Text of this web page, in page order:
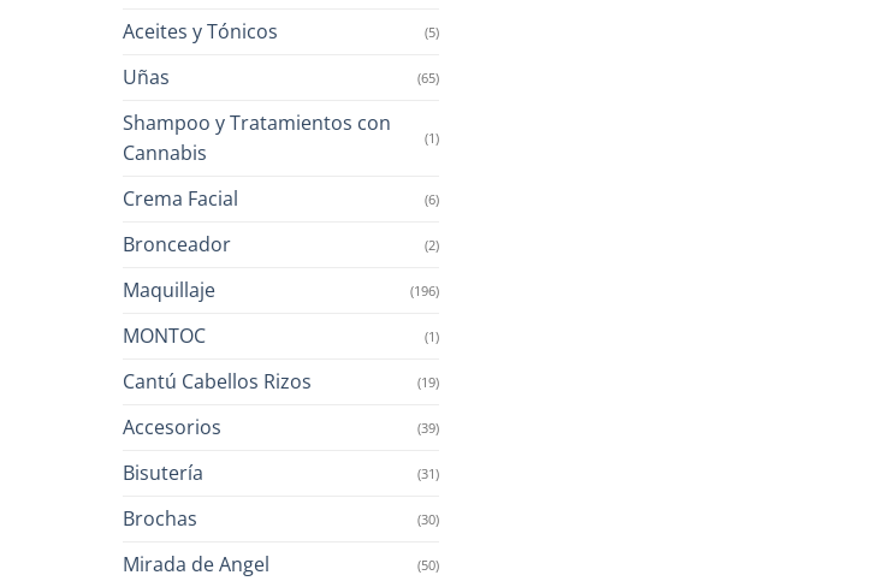
Aceites y Tónicos (5)
Uñas (65)
Shampoo y Tratamientos con
Cannabis
(1)
Crema Facial (6)
Bronceador (2)
Maquillaje (196)
MONTOC (1)
Cantú Cabellos Rizos (19)
Accesorios (39)
Bisutería (31)
Brochas (30)
Mirada de Angel (50)